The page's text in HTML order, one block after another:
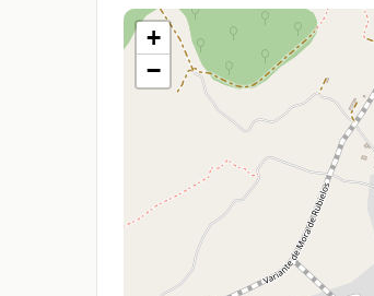
+
−